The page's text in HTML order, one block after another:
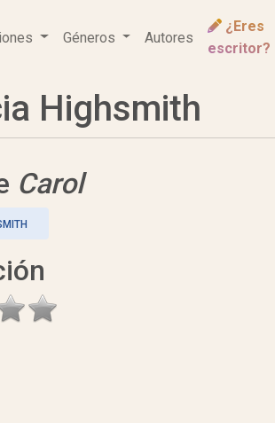
Géneros Autores
¿Eres
escritor?
Highsmith
Carol